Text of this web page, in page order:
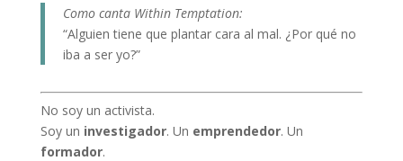
Como canta Within Temptation:
“Alguien tiene que plantar cara al mal. ¿Por qué no
iba a ser yo?”
No soy un activista.
Soy un investigador. Un emprendedor. Un
formador.